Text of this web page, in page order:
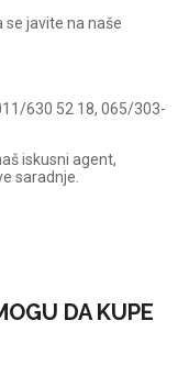
se javite na naše
630 52 18, 065/303-
iskusni agent,
saradnje.
DA KUPE